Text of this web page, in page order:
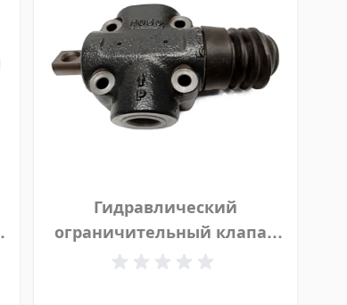
Гидравлический
ограничительный клапан
нормально закрытый Hyva